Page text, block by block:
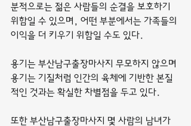
분적으로는 젊은 사람들의 순결을 보호하기
위함일 수 있으며, 어떤 부분에서는 가족들의
이익을 더 키우기 위함일 수도 있다.
용기는 부산남구출장마사지 무모하지 않으며
용기는 기질처럼 인간의 육체에 기반한 본질
적인 것과는 확실한 차별점을 두고 있다.
또한 부산남구출장마사지 몇 사람의 남녀가